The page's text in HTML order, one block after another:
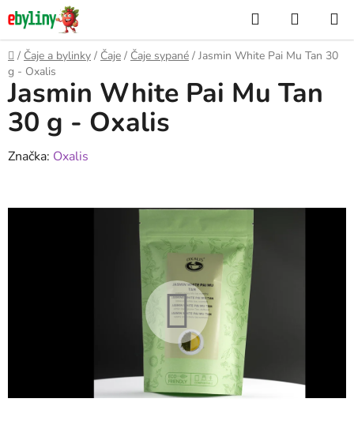
Přejít
na
obsah
Hledat
KOŠÍK
Domů
/ Čaje a bylinky / Čaje / Čaje sypané / Jasmin White Pai Mu Tan 30
g - Oxalis
Jasmin White Pai Mu Tan
30 g - Oxalis
Značka: Oxalis